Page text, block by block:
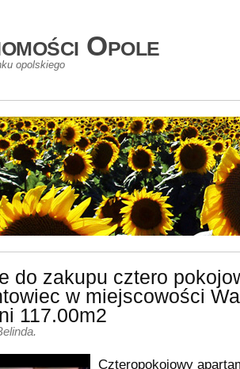
Opole
opolskiego
do zakupu cztero
w miejscowości
117.00m2
.
Czteropokojowy